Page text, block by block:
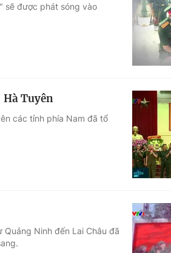
sẽ được phát sóng vào
Tuyên
các tỉnh phía Nam đã tổ
Ninh đến Lai Châu đã